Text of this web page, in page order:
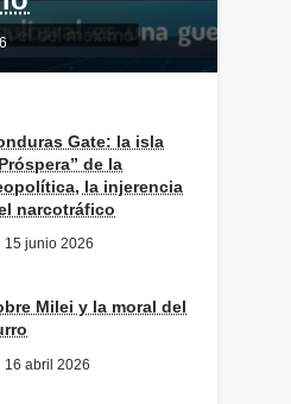
Gate: la isla
de la
la injerencia
narcotráfico
15 junio 2026
Milei y la moral del
16 abril 2026